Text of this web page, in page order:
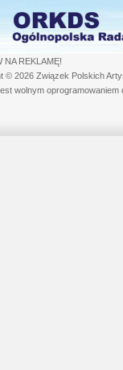
NA REKLAMĘ!
© 2026 Związek Polskich
wolnym